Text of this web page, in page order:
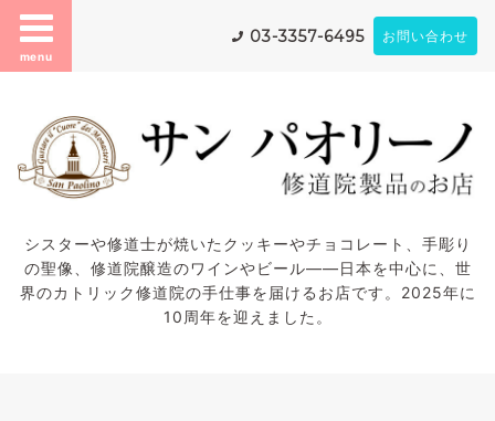
menu
03-3357-6495 お問い合わせ
シスターや修道士が焼いたクッキーやチョコレート、手彫り
の聖像、修道院醸造のワインやビール——日本を中心に、世
界のカトリック修道院の手仕事を届けるお店です。2025年に
10周年を迎えました。